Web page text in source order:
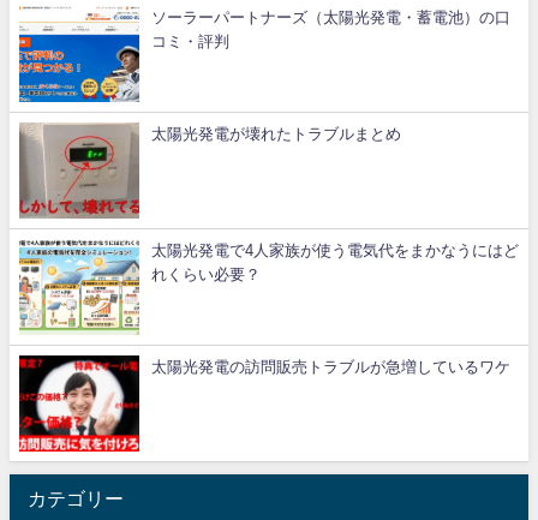
ソーラーパートナーズ（太陽光発電・蓄電池）の口
コミ・評判
太陽光発電が壊れたトラブルまとめ
太陽光発電で4人家族が使う電気代をまかなうにはど
れくらい必要？
太陽光発電の訪問販売トラブルが急増しているワケ
カテゴリー